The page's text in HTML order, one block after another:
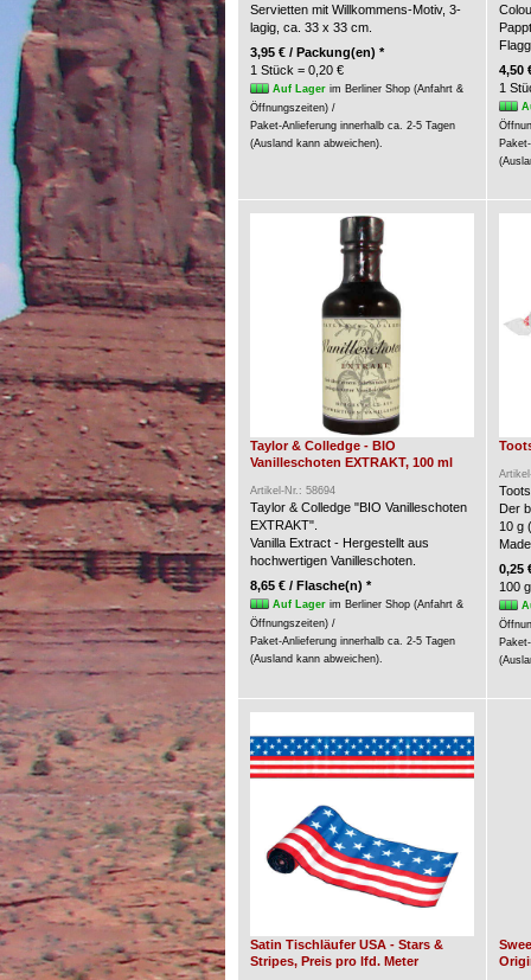
Servietten mit Willkommens-Motiv, 3-
lagig, ca. 33 x 33 cm.
3,95 € / Packung(en) *
1 Stück = 0,20 €
Auf Lagerim Berliner Shop (Anfahrt &
Öffnungszeiten) /
Paket-Anlieferung innerhalb ca. 2-5 Tagen
(Ausland kann abweichen).
4,50
1
Taylor & Colledge - BIO
Vanilleschoten EXTRAKT, 100 ml
Artikel-Nr.: 58694
Taylor & Colledge "BIO Vanilleschoten
EXTRAKT".
Vanilla Extract - Hergestellt aus
hochwertigen Vanilleschoten.
8,65 € / Flasche(n) *
Auf Lagerim Berliner Shop (Anfahrt &
Öffnungszeiten) /
Paket-Anlieferung innerhalb ca. 2-5 Tagen
(Ausland kann abweichen).
Der
10 g
0,25
100
Satin Tischläufer USA - Stars &
Stripes, Preis pro lfd. Meter